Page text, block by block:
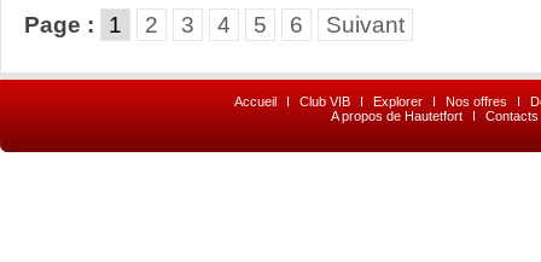
Page : 1 2 3 4 5 6 Suivant
Accueil I Club VIB I Explorer I Nos offres I
A propos de Hautetfort
I Contacts